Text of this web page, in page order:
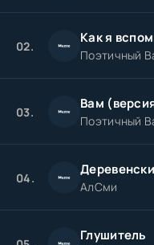
02. Как я
Поэтичный
03. Вам
Поэтичный
04.
АлСми
Глушитель